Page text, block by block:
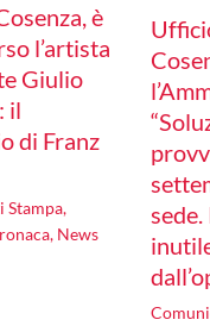
è
l’artista
Giulio
il
di Franz
Stampa,
, News